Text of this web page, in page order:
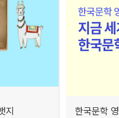
지
한국문학